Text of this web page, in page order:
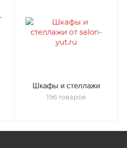
Шкафы и стеллажи
196 товаров